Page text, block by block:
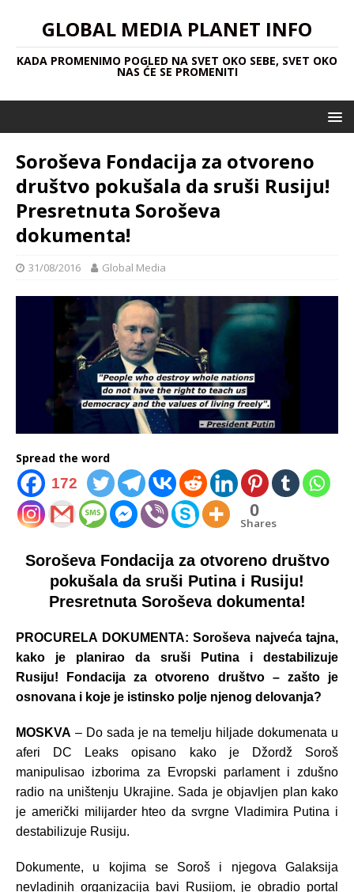
GLOBAL MEDIA PLANET INFO
KADA PROMENIMO POGLED NA SVET OKO SEBE, SVET OKO
NAS ĆE SE PROMENITI
Soroševa Fondacija za otvoreno
društvo pokušala da sruši Rusiju!
Presretnuta Soroševa
dokumenta!
31/08/2016 Global Media
Spread the word
172
0
Shares
Soroševa Fondacija za otvoreno društvo
pokušala da sruši Putina i Rusiju!
Presretnuta Soroševa dokumenta!
PROCURELA DOKUMENTA: Soroševa najveća tajna,
kako je planirao da sruši Putina i destabilizuje
Rusiju! Fondacija za otvoreno društvo – zašto je
osnovana i koje je istinsko polje njenog delovanja?
MOSKVA – Do sada je na temelju hiljade dokumenata u
aferi DC Leaks opisano kako je Džordž Soroš
manipulisao izborima za Evropski parlament i zdušno
radio na uništenju Ukrajine. Sada je objavljen plan kako
je američki milijarder hteo da svrgne Vladimira Putina i
destabilizuje Rusiju.
Dokumente, u kojima se Soroš i njegova Galaksija
nevladinih organizacija bavi Rusijom, je obradio portal